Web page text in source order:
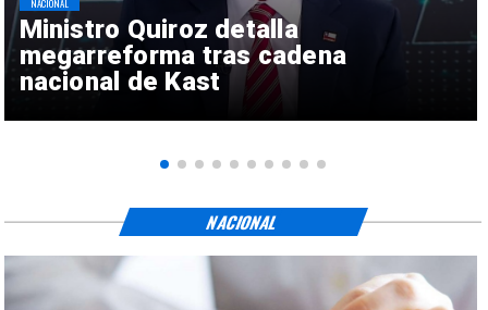
Ministro Quiroz detalla
megarreforma tras cadena
nacional de Kast
NACIONAL
NACIONAL